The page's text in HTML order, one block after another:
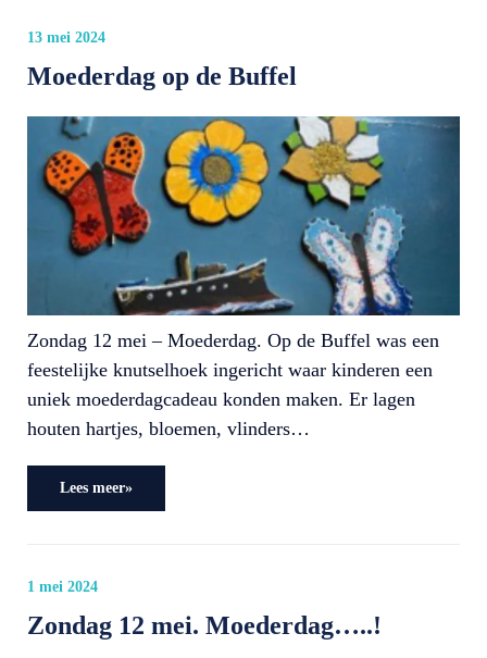
13 mei 2024
Moederdag op de Buffel
Zondag 12 mei – Moederdag. Op de Buffel was een
feestelijke knutselhoek ingericht waar kinderen een
uniek moederdagcadeau konden maken. Er lagen
houten hartjes, bloemen, vlinders…
Lees meer»
1 mei 2024
Zondag 12 mei. Moederdag…..!